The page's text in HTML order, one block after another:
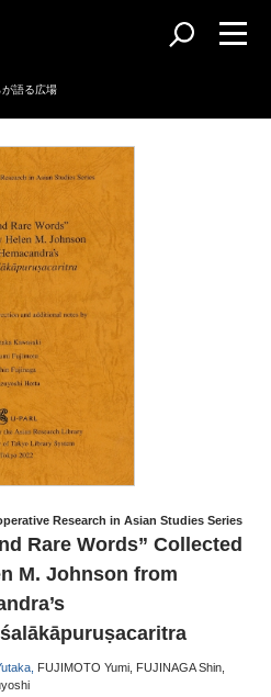
語る広場
Research in Asian Studies Series
Rare Words” Collected
M. Johnson from
FUJIMOTO Yumi, FUJINAGA Shin,